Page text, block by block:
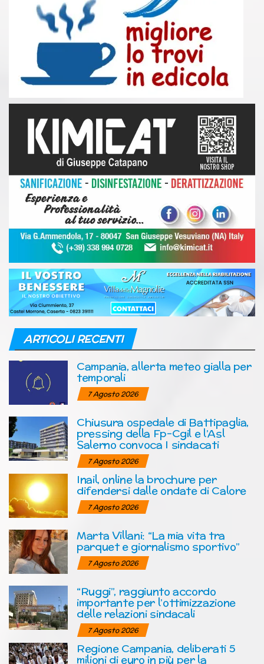
ARTICOLI RECENTI
Campania, allerta meteo gialla per
temporali
7 Agosto 2026
Chiusura ospedale di Battipaglia,
pressing della Fp-Cgil e l’Asl
Salerno convoca I sindacati
7 Agosto 2026
Inail, online la brochure per
difendersi dalle ondate di Calore
7 Agosto 2026
Marta Villani: “La mia vita tra
parquet e giornalismo sportivo”
7 Agosto 2026
“Ruggi”, raggiunto accordo
importante per l’ottimizzazione
delle relazioni sindacali
7 Agosto 2026
Regione Campania, deliberati 5
milioni di euro in più per la